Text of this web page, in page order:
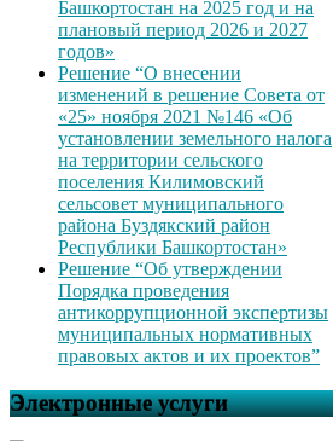
Башкортостан на 2025 год и на
плановый период 2026 и 2027
годов»
Решение “О внесении
изменений в решение Совета от
«25» ноября 2021 №146 «Об
установлении земельного налога
на территории сельского
поселения Килимовский
сельсовет муниципального
района Буздякский район
Республики Башкортостан»
Решение “Об утверждении
Порядка проведения
антикоррупционной экспертизы
муниципальных нормативных
правовых актов и их проектов”
Электронные услуги